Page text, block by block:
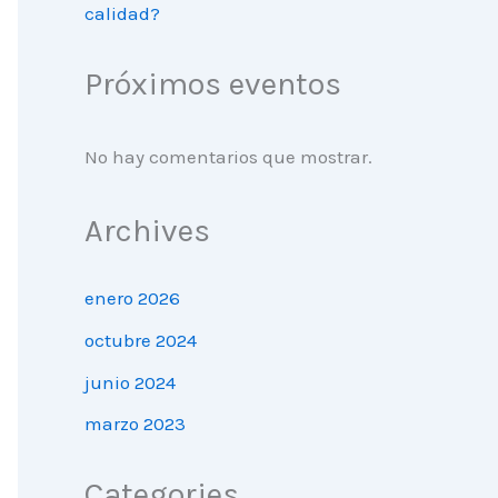
calidad?
Próximos eventos
No hay comentarios que mostrar.
Archives
enero 2026
octubre 2024
junio 2024
marzo 2023